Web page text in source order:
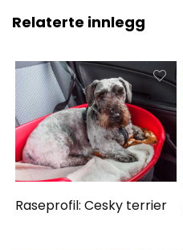
Relaterte innlegg
Raseprofil: Cesky terrier